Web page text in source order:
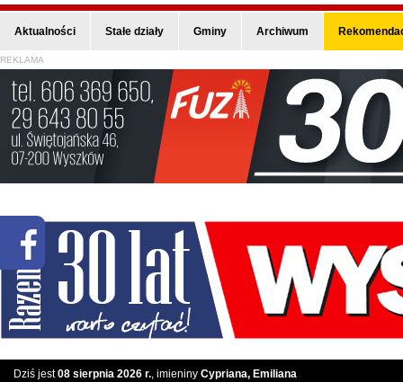
Aktualności Stałe działy Gminy Archiwum
REKLAMA
Dziś jest08 sierpnia 2026 r., imieniny Cypriana, Emiliana